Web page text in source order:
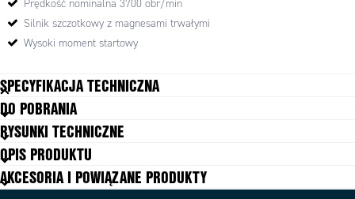
Prędkość nominalna 3700 obr/min
Silnik szczotkowy z magnesami trwałymi
Wysoki moment startowy
SPECYFIKACJA TECHNICZNA
Masa
Moc
Moment startowy 0,03
DO POBRANIA
RYSUNKI TECHNICZNE
OPIS PRODUKTU
AKCESORIA I POWIĄZANE PRODUKTY